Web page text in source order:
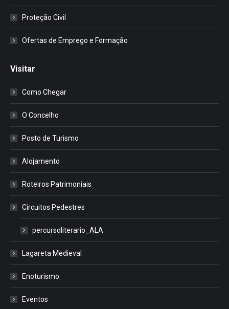
Proteção Civil
Ofertas de Emprego e Formação
Visitar
Como Chegar
O Concelho
Posto de Turismo
Alojamento
Roteiros Patrimoniais
Circuitos Pedestres
percursoliterario_ALA
Lagareta Medieval
Enoturismo
Eventos